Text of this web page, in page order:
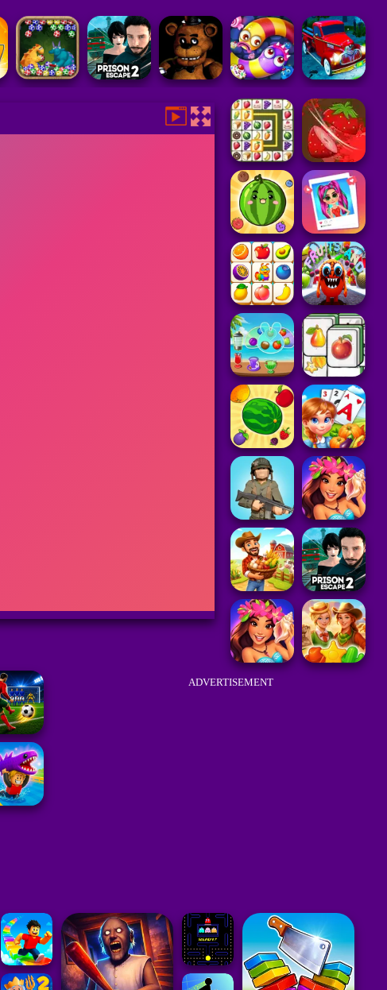
ADVERTISEMENT